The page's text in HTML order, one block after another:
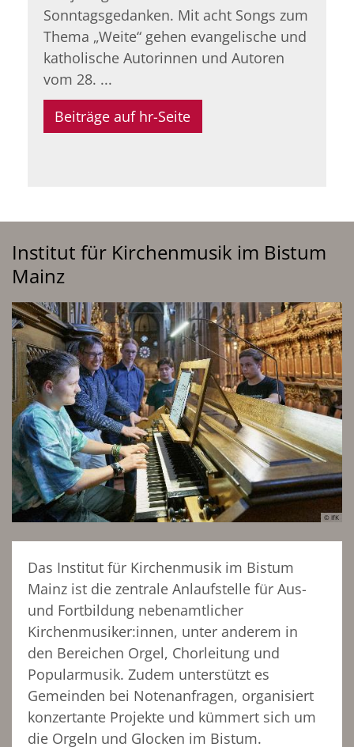
Sonntagsgedanken. Mit acht Songs zum
Thema „Weite“ gehen evangelische und
katholische Autorinnen und Autoren
vom 28. ...
Beiträge auf hr-Seite
Institut für Kirchenmusik im Bistum
Mainz
© IfK
Das Institut für Kirchenmusik im Bistum
Mainz ist die zentrale Anlaufstelle für Aus-
und Fortbildung nebenamtlicher
Kirchenmusiker:innen, unter anderem in
den Bereichen Orgel, Chorleitung und
Popularmusik. Zudem unterstützt es
Gemeinden bei Notenanfragen, organisiert
konzertante Projekte und kümmert sich um
die Orgeln und Glocken im Bistum.